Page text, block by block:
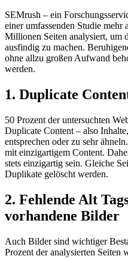
SEMrush – ein
einer umfassenden Studie
Millionen Seiten analysiert, um
ausfindig zu machen.
ohne allzu großen Aufwand
werden.
1. Duplicate
50 Prozent der untersuchten
Duplicate Content – also
entsprechen oder zu sehr
mit einzigartigem Content.
stets einzigartig sein. Gleiche
Duplikate gelöscht werden.
2. Fehlende Alt
vorhandene Bilder
Auch Bilder sind wichtiger
Prozent der analysierten Seiten